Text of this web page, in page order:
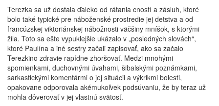
Terezka sa už dostala ďaleko od rátania cností a zásluh, ktoré
bolo také typické pre náboženské prostredie jej detstva a od
francúzskej viktoriánskej nábožnosti väčšiny mníšok, s ktorými
žila. Toto sa ešte vypuklejšie ukázalo v „posledných slovách“,
ktoré Paulína a iné sestry začali zapisovať, ako sa začalo
Terezkino zdravie rapídne zhoršovať. Medzi mnohými
spomienkami, duchovnými úvahami, šibalskými poznámkami,
sarkastickými komentármi o jej situácii a výkrikmi bolesti,
opakovane odporovala akémukoľvek podsúvaniu, že by teraz už
mohla dôverovať v jej vlastnú svätosť.